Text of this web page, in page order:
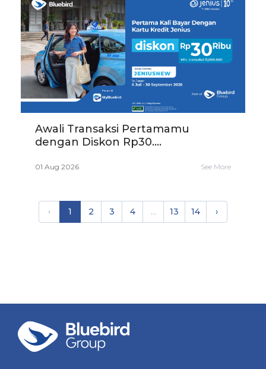
Awali Transaksi Pertamamu
dengan Diskon Rp30....
01 Aug 2026 See More
‹ 1 2 3 4 ... 13 14 ›